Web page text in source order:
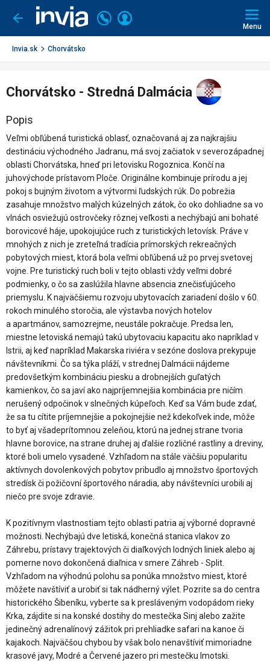
Ísť
späť
Volajte
+421
2
Prihlásiť
Menu
Invia.sk Chorvátsko
Chorvátsko - Stredná Dalmácia
Popis
Veľmi obľúbená turistická oblasť, označovaná aj za najkrajšiu
destináciu východného Jadranu, má svoj začiatok v severozápadnej
oblasti Chorvátska, hneď pri letovisku Rogoznica. Končí na
juhovýchode prístavom Ploče. Originálne kombinuje prírodu a jej
pokoj s bujným životom a výtvormi ľudských rúk. Do pobrežia
zasahuje množstvo malých kúzelných zátok, čo oko dohliadne sa vo
vlnách osviežujú ostrovčeky rôznej veľkosti a nechýbajú ani bohaté
borovicové háje, upokojujúce ruch z turistických letovísk. Práve v
mnohých z nich je zreteľná tradícia prímorských rekreačných
pobytových miest, ktorá bola veľmi obľúbená už po prvej svetovej
vojne. Pre turistický ruch boli v tejto oblasti vždy veľmi dobré
podmienky, o čo sa zaslúžila hlavne absencia znečisťujúceho
priemyslu. K najväčšiemu rozvoju ubytovacích zariadení došlo v 60.
rokoch minulého storočia, ale výstavba nových hotelov
a apartmánov, samozrejme, neustále pokračuje. Predsa len,
miestne letoviská nemajú takú ubytovaciu kapacitu ako napríklad v
Istrii, aj keď napríklad Makarska riviéra v sezóne doslova prekypuje
návštevníkmi. Čo sa týka pláží, v strednej Dalmácii nájdeme
predovšetkým kombináciu piesku a drobnejších guľatých
kamienkov, čo sa javí ako najpríjemnejšia kombinácia pre ničím
nerušený odpočinok v slnečných kúpeľoch. Keď sa Vám bude zdať,
že sa tu cítite príjemnejšie a pokojnejšie než kdekoľvek inde, môže
to byť aj všadeprítomnou zeleňou, ktorú na jednej strane tvoria
hlavne borovice, na strane druhej aj ďalšie rozličné rastliny a dreviny,
ktoré boli umelo vysadené. Vzhľadom na stále väčšiu popularitu
aktívnych dovolenkových pobytov pribudlo aj množstvo športových
stredísk či požičovní športového náradia, aby návštevníci urobili aj
niečo pre svoje zdravie.
K pozitívnym vlastnostiam tejto oblasti patria aj výborné dopravné
možnosti. Nechýbajú dve letiská, konečná stanica vlakov zo
Záhrebu, prístavy trajektových či diaľkových lodných liniek alebo aj
pomerne novo dokončená diaľnica v smere Záhreb - Split.
Vzhľadom na výhodnú polohu sa ponúka množstvo miest, ktoré
môžete navštíviť a urobiť si tak nádherný výlet. Pozrite sa do centra
historického Šibeníku, vyberte sa k presláveným vodopádom rieky
Krka, zájdite si na konské dostihy do mestečka Sinj alebo zažite
jedinečný adrenalínový zážitok pri prehliadke safari na kanoe či
kajakoch. Najväčšou chybou by však bolo nenavštíviť mimoriadne
krasové javy, Modré a Červené jazero pri mestečku Imotski.